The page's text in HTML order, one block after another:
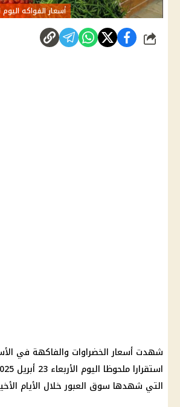
أسعار الفواكه اليوم الأربعاء
شارك
شهدت أسعار الخضراوات والفاكهة في
التي شهدها سوق العبور خلال الأيام